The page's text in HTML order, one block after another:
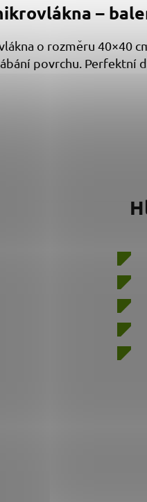
–
o rozměru 40×40
povrchu. Perfektní